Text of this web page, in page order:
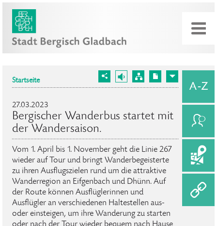
Startseite
27.03.2023
Bergischer Wanderbus startet mit
der Wandersaison.
Vom 1. April bis 1. November geht die Linie 267
wieder auf Tour und bringt Wanderbegeisterte
zu ihren Ausflugszielen rund um die attraktive
Wanderregion an Eifgenbach und Dhünn. Auf
der Route können Ausflüglerinnen und
Ausflügler an verschiedenen Haltestellen aus-
oder einsteigen, um ihre Wanderung zu starten